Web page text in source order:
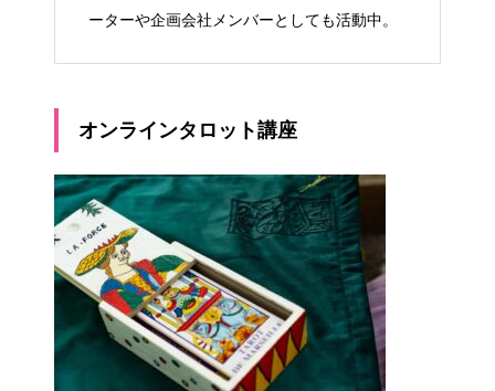
ーターや企画会社メンバーとしても活動中。
オンラインタロット講座